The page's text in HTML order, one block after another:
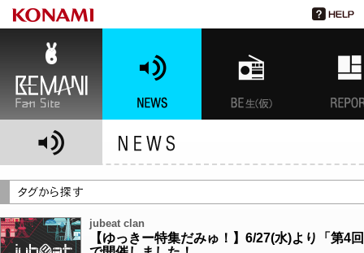
jubeat clan
【ゆっきー特集だみゅ！】6/27(水)より「第